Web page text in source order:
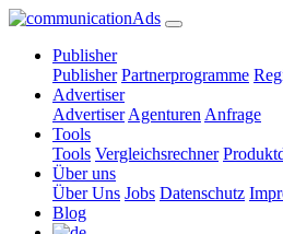
Publisher
Publisher Partnerprogramme
Advertiser
Advertiser Agenturen Anfrage
Tools
Tools Vergleichsrechner
Über uns
Über Uns Jobs Datenschutz
Blog